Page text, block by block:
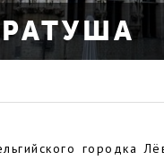
городка